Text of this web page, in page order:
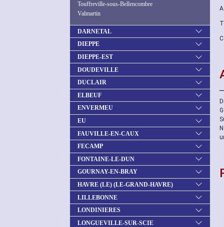
Touffreville-sous-Bellencombre
Valmartin
DARNETAL
DIEPPE
DIEPPE-EST
DOUDEVILLE
DUCLAIR
ELBEUF
ENVERMEU
EU
FAUVILLE-EN-CAUX
FECAMP
FONTAINE-LE-DUN
GOURNAY-EN-BRAY
HAVRE (LE) (LE-GRAND-HAVRE)
LILLEBONNE
LONDINIERES
LONGUEVILLE-SUR-SCIE